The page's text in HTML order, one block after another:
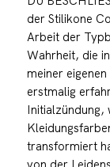
der Stilikone
Arbeit der
Wahrheit, die
meiner
erstmalig
Initialzündung,
transformiert